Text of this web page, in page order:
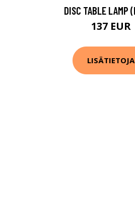
DISC TABLE LAMP
137 EUR
LISÄTIETOJA